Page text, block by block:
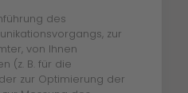
des
zur
von Ihnen
(z. B. für die
zur Optimierung der